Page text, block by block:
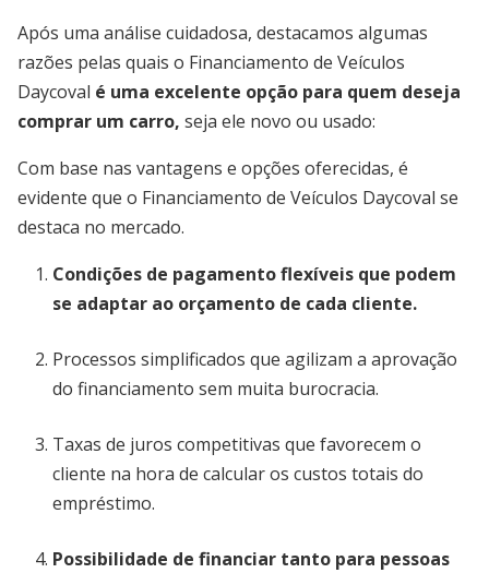
Após uma análise cuidadosa, destacamos algumas
razões pelas quais o Financiamento de Veículos
Daycoval é uma excelente opção para quem deseja
comprar um carro, seja ele novo ou usado:
Com base nas vantagens e opções oferecidas, é
evidente que o Financiamento de Veículos Daycoval se
destaca no mercado.
Condições de pagamento flexíveis que podem
se adaptar ao orçamento de cada cliente.
Processos simplificados que agilizam a aprovação
do financiamento sem muita burocracia.
Taxas de juros competitivas que favorecem o
cliente na hora de calcular os custos totais do
empréstimo.
Possibilidade de financiar tanto para pessoas